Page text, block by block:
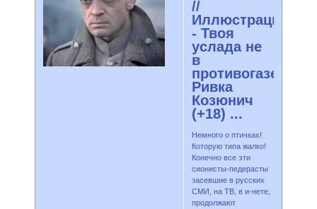
//
Иллюстрации
- Твоя
услада не
в
противогазе,
Ривка
Козюнич
(+18) ...
Немного о птичках!
Которую типа жалко!
Конечно все эти
сионисты-педерасты
засевшие в русских
СМИ, на ТВ, в и-нете,
продолжают